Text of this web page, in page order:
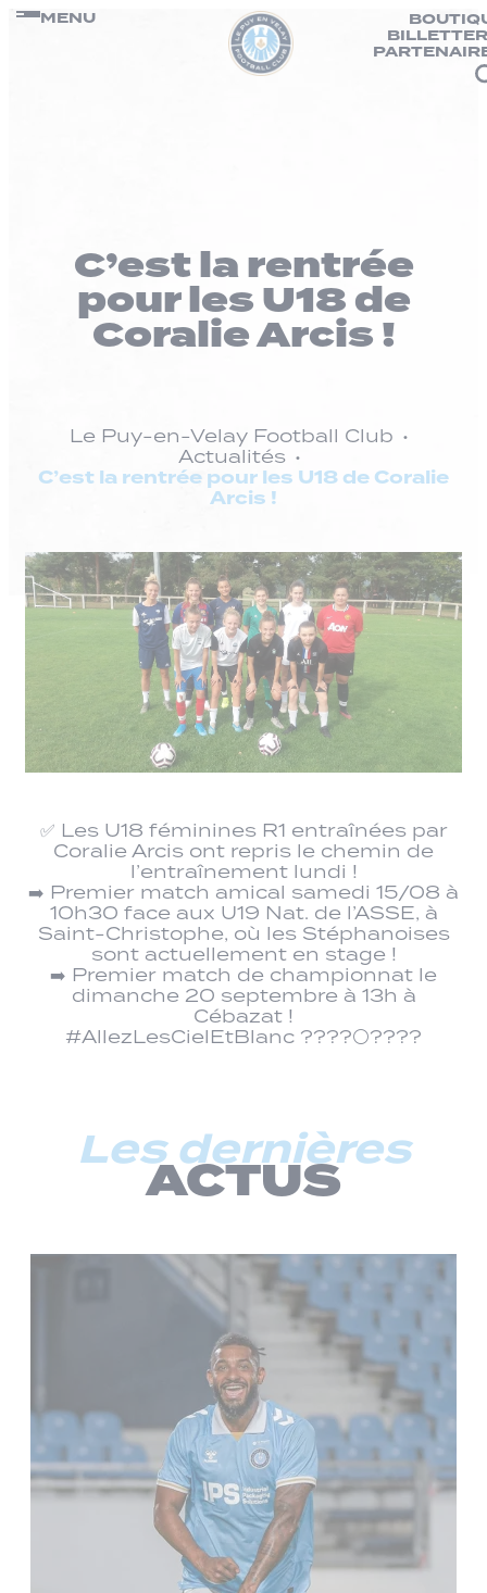
Passer
MENU
C’est la rentrée
pour les U18 de
Coralie Arcis !
Le Puy-en-Velay Football Club
Actualités
C’est la rentrée pour les U18 de Coralie
Arcis !
✅ Les U18 féminines R1 entraînées par
Coralie Arcis ont repris le chemin de
l’entraînement lundi !
➡️ Premier match amical samedi 15/08 à
10h30 face aux U19 Nat. de l’ASSE, à
Saint-Christophe, où les Stéphanoises
sont actuellement en stage !
➡️ Premier match de championnat le
dimanche 20 septembre à 13h à
Cébazat !
#AllezLesCielEtBlanc ????⚪????
Les dernières
ACTUS
Panneau de gestion des cookies